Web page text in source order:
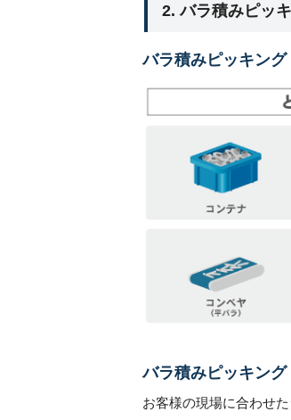
2. バラ積みピッ
バラ積みピッキン
バラ積みピッキン
お客様の現場に合わせ